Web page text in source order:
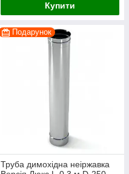
Купити
Подарунок
Труба димохідна неіржавка